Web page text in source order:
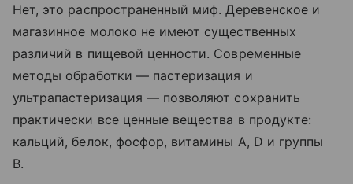
Нет, это распространенный миф. Деревенское и
магазинное молоко не имеют существенных
различий в пищевой ценности. Современные
методы обработки — пастеризация и
ультрапастеризация — позволяют сохранить
практически все ценные вещества в продукте:
кальций, белок, фосфор, витамины A, D и группы
B.